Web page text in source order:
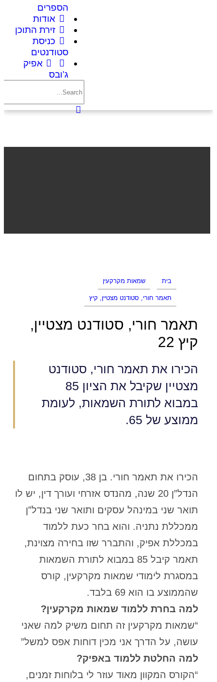
הספרים
אודות
זירת התוכן
כניסת
סטודנטים
אפיק
ג’ובס
בית שמאות מקרקעין
תאמר חורי, סטודנט מצטיין, קיץ
תאמר חורי, סטודנט מצטיין,
קיץ 22
הכירו את תאמר חורי, סטודנט
מצטיין שקיבל את הציון 85
במבוא לתורת השמאות, לעומת
ממוצע של 65.
הכירו את תאמר חורי. בן 38, עוסק בתחום
הנדל”ן 20 שנה, מהנדס אזרחי ועורך דין, יש לו
תואר שני במינהל עסקים ותואר שני בנדל”ן
ממכללת נתניה. והוא בחר כעת ללמוד
במכללת אפיק, והתברר שזו בחירה מצוינת,
תאמר קיבל 85 במבוא לתורת השמאות
במסגרת לימודי שמאות מקרקעין, קורס
שהממוצע בו הוא 69 בלבד.
למה בחרת ללמוד שמאות מקרקעין?
“שמאות מקרקעין זה תחום משיק למה שאני
עושה, על הדרך אני מכין דוחות אפס למשל”
למה החלטת ללמוד באפיק?
“הקורס המקוון מאוד עוזר לי בלוחות זמנים,